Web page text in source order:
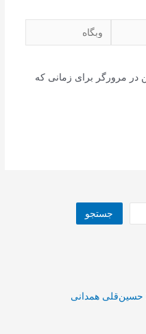
وبگاه
در مرورگر برای زمانی که
جستجو
حسین‌قلی همدانی